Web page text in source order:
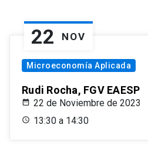
22 NOV
Microeconomía Aplicada
Rudi Rocha, FGV EAESP
22 de Noviembre de 2023
13:30 a 14:30